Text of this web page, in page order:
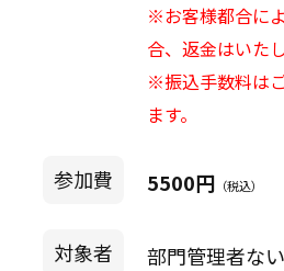
※お客様都合に
合、返金はいた
※振込手数料は
ます。
参加費 5500円 （税込）
対象者
部門管理者な